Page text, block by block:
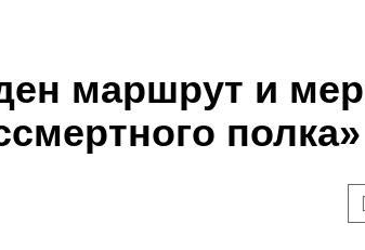
маршрут и
полка»